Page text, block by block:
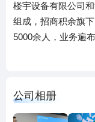
楼宇设备有限公司
组成，招商积余旗
5000余人，业务遍
欢迎有识之士加入
集成服务商而奋斗。
公司相册